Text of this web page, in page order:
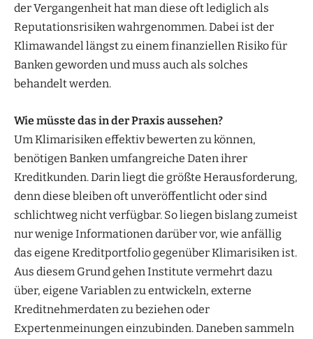
der Vergangenheit hat man diese oft lediglich als
Reputationsrisiken wahrgenommen. Dabei ist der
Klimawandel längst zu einem finanziellen Risiko für
Banken geworden und muss auch als solches
behandelt werden.
Wie müsste das in der Praxis aussehen?
Um Klimarisiken effektiv bewerten zu können,
benötigen Banken umfangreiche Daten ihrer
Kreditkunden. Darin liegt die größte Herausforderung,
denn diese bleiben oft unveröffentlicht oder sind
schlichtweg nicht verfügbar. So liegen bislang zumeist
nur wenige Informationen darüber vor, wie anfällig
das eigene Kreditportfolio gegenüber Klimarisiken ist.
Aus diesem Grund gehen Institute vermehrt dazu
über, eigene Variablen zu entwickeln, externe
Kreditnehmerdaten zu beziehen oder
Expertenmeinungen einzubinden. Daneben sammeln